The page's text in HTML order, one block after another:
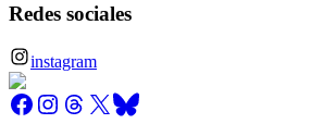
Redes sociales
instagram